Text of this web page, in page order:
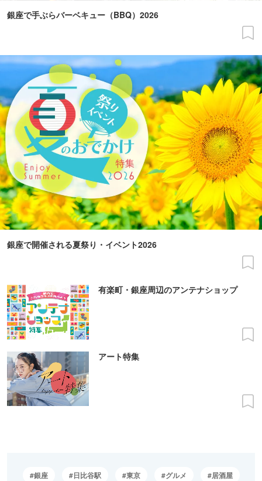
銀座で手ぶらバーベキュー（BBQ）2026
銀座で開催される夏祭り・イベント2026
有楽町・銀座周辺のアンテナショップ
アート特集
銀座 日比谷駅 東京 グルメ 居酒屋